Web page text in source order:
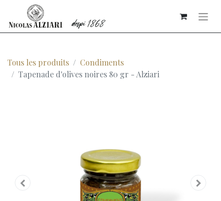
Tous les produits
Condiments
Tapenade d'olives noires 80 gr - Alziari